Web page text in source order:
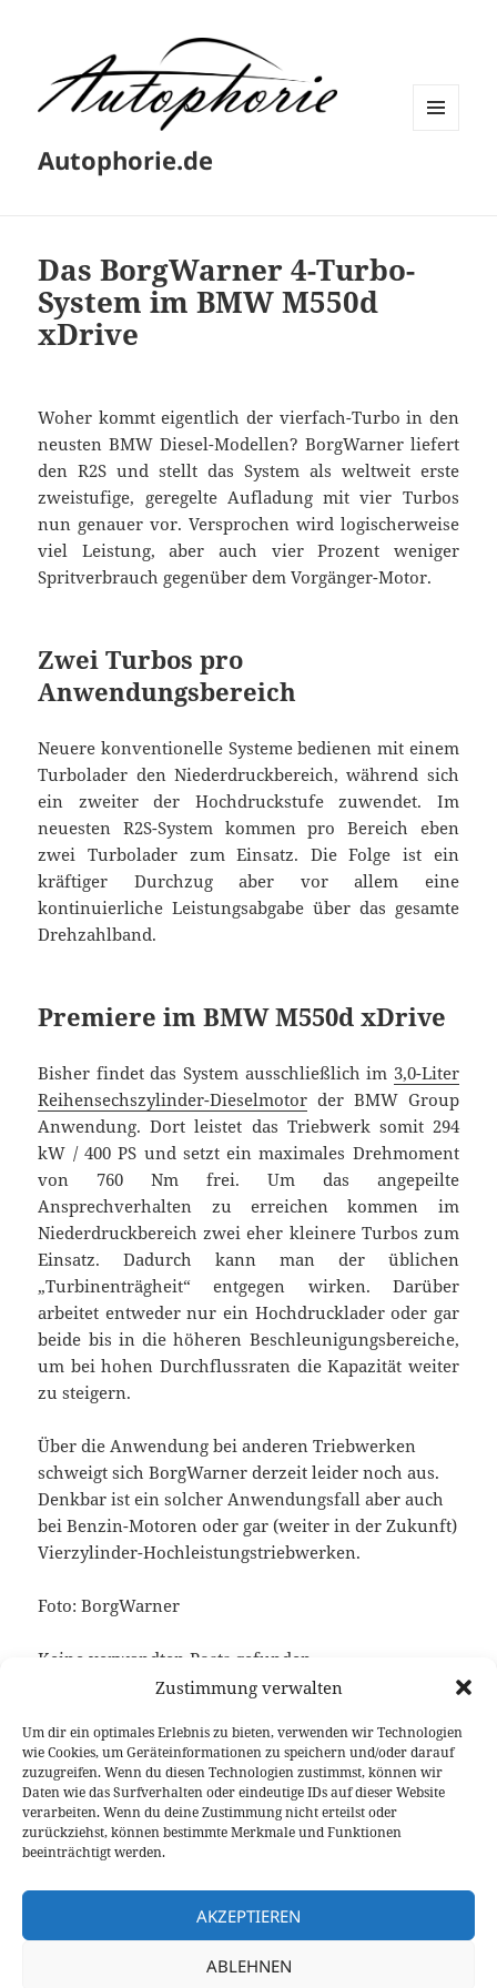
Zustimmung verwalten
Um dir ein optimales Erlebnis zu bieten, verwenden wir Technologien
wie Cookies, um Geräteinformationen zu speichern und/oder darauf
zuzugreifen. Wenn du diesen Technologien zustimmst, können wir
Daten wie das Surfverhalten oder eindeutige IDs auf dieser Website
verarbeiten. Wenn du deine Zustimmung nicht erteilst oder
zurückziehst, können bestimmte Merkmale und Funktionen
beeinträchtigt werden.
AKZEPTIEREN
ABLEHNEN
Autophorie.de
Das BorgWarner 4-Turbo-
System im BMW M550d
xDrive
Woher kommt eigentlich der vierfach-Turbo in den
neusten BMW Diesel-Modellen? BorgWarner liefert
den R2S und stellt das System als weltweit erste
zweistufige, geregelte Aufladung mit vier Turbos
nun genauer vor. Versprochen wird logischerweise
viel Leistung, aber auch vier Prozent weniger
Spritverbrauch gegenüber dem Vorgänger-Motor.
Zwei Turbos pro
Anwendungsbereich
Neuere konventionelle Systeme bedienen mit einem
Turbolader den Niederdruckbereich, während sich
ein zweiter der Hochdruckstufe zuwendet. Im
neuesten R2S-System kommen pro Bereich eben
zwei Turbolader zum Einsatz. Die Folge ist ein
kräftiger Durchzug aber vor allem eine
kontinuierliche Leistungsabgabe über das gesamte
Drehzahlband.
Premiere im BMW M550d xDrive
Bisher findet das System ausschließlich im 3,0-Liter
Reihensechszylinder-Dieselmotor der BMW Group
Anwendung. Dort leistet das Triebwerk somit 294
kW / 400 PS und setzt ein maximales Drehmoment
von 760 Nm frei. Um das angepeilte
Ansprechverhalten zu erreichen kommen im
Niederdruckbereich zwei eher kleinere Turbos zum
Einsatz. Dadurch kann man der üblichen
„Turbinenträgheit“ entgegen wirken. Darüber
arbeitet entweder nur ein Hochdrucklader oder gar
beide bis in die höheren Beschleunigungsbereiche,
um bei hohen Durchflussraten die Kapazität weiter
zu steigern.
Über die Anwendung bei anderen Triebwerken
schweigt sich BorgWarner derzeit leider noch aus.
Denkbar ist ein solcher Anwendungsfall aber auch
bei Benzin-Motoren oder gar (weiter in der Zukunft)
Vierzylinder-Hochleistungstriebwerken.
Foto: BorgWarner
Keine verwandten Posts gefunden.
Veröffentlicht
am
17. November 2017 Autor
Fabian Meßner Kategorien
News Schlagwörter
BMW
Reihensechszylinder,Turbolader
Beitragsnavigation
VORHERIGER
Vorheriger
Beitrag:
Der Alltag-Rennwochenende-Mix: Opel
Corsa OPC Fahrbericht
2018 Jaguar XF 25d Fahrbericht (inklusive